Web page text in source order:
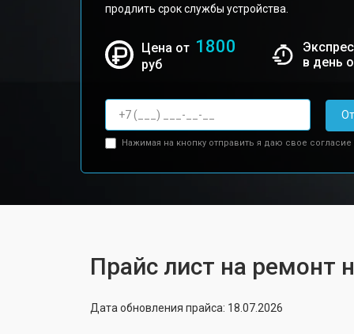
продлить срок службы устройства.
Цена от 1800
руб
в день
Нажимая на кнопку отправить я даю свое согласие
Прайс лист на ремонт
Дата обновления прайса: 18.07.2026